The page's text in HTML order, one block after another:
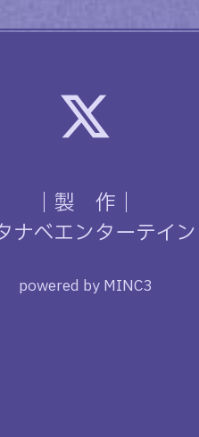
｜製 作｜
ナベエンターテイ
powered by MINC3